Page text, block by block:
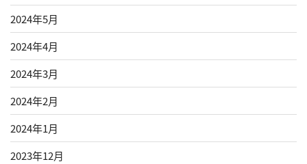
2024年5月
2024年4月
2024年3月
2024年2月
2024年1月
2023年12月